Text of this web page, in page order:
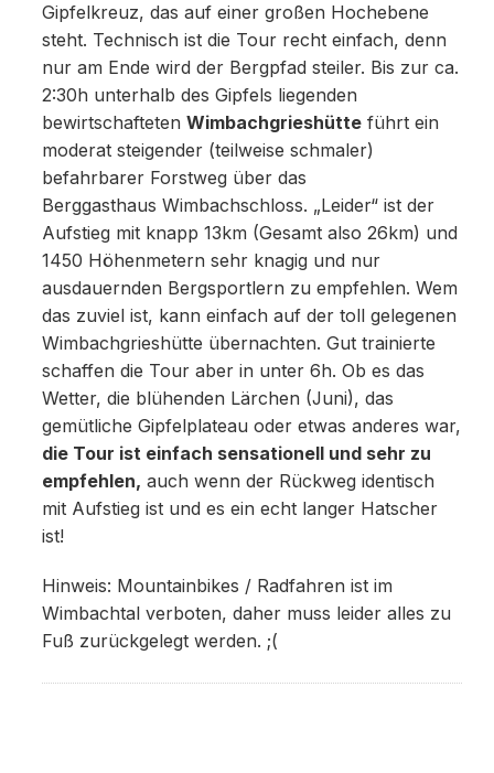
Gipfelkreuz, das auf einer großen Hochebene
steht. Technisch ist die Tour recht einfach, denn
nur am Ende wird der Bergpfad steiler. Bis zur ca.
2:30h unterhalb des Gipfels liegenden
bewirtschafteten Wimbachgrieshütteführt ein
moderat steigender (teilweise schmaler)
befahrbarer Forstweg über das
Berggasthaus Wimbachschloss. „Leider“ ist der
Aufstieg mit knapp 13km (Gesamt also 26km) und
1450 Höhenmetern sehr knagig und nur
ausdauernden Bergsportlern zu empfehlen. Wem
das zuviel ist, kann einfach auf der toll gelegenen
Wimbachgrieshütte übernachten. Gut trainierte
schaffen die Tour aber in unter 6h. Ob es das
Wetter, die blühenden Lärchen (Juni), das
gemütliche Gipfelplateau oder etwas anderes war,
die Tour ist einfach sensationell und sehr zu
empfehlen, auch wenn der Rückweg identisch
mit Aufstieg ist und es ein echt langer Hatscher
ist!
Hinweis: Mountainbikes / Radfahren ist im
Wimbachtal verboten, daher muss leider alles zu
Fuß zurückgelegt werden. ;(